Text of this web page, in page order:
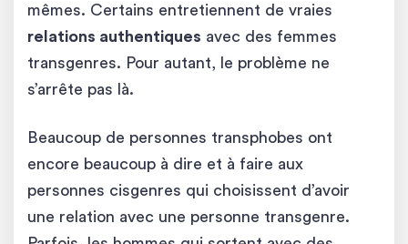
mêmes. Certains entretiennent de vraies
relations authentiques avec des femmes
transgenres. Pour autant, le problème ne
s’arrête pas là.
Beaucoup de personnes transphobes ont
encore beaucoup à dire et à faire aux
personnes cisgenres qui choisissent d’avoir
une relation avec une personne transgenre.